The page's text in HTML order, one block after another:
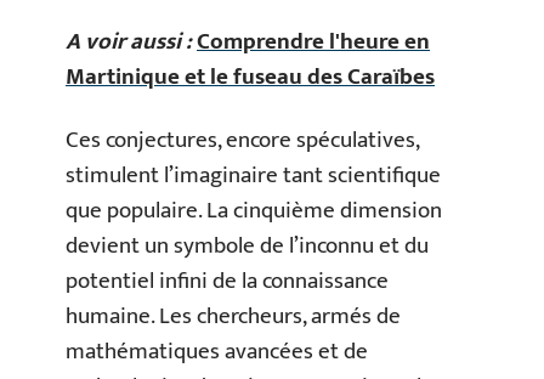
A voir aussi :Comprendre l'heure en
Martinique et le fuseau des Caraïbes
Ces conjectures, encore spéculatives,
stimulent l’imaginaire tant scientifique
que populaire. La cinquième dimension
devient un symbole de l’inconnu et du
potentiel infini de la connaissance
humaine. Les chercheurs, armés de
mathématiques avancées et de